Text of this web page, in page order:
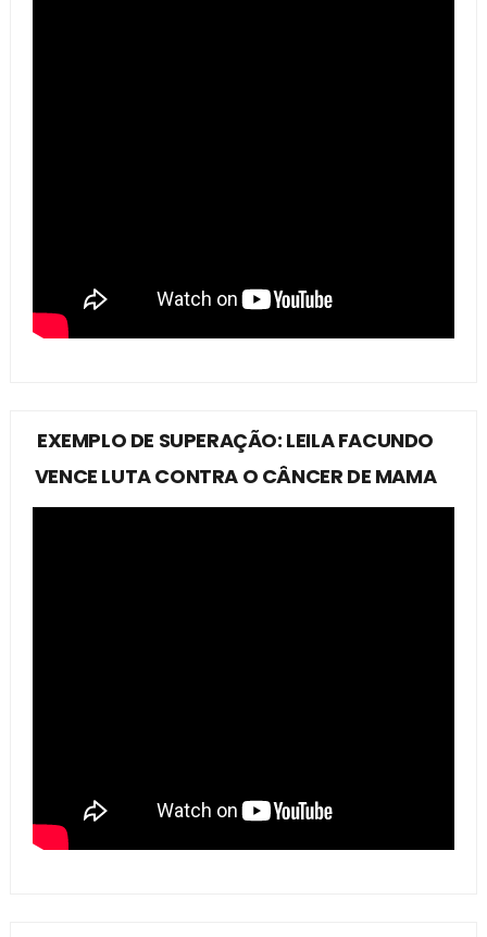
EXEMPLO DE SUPERAÇÃO: LEILA FACUNDO
VENCE LUTA CONTRA O CÂNCER DE MAMA